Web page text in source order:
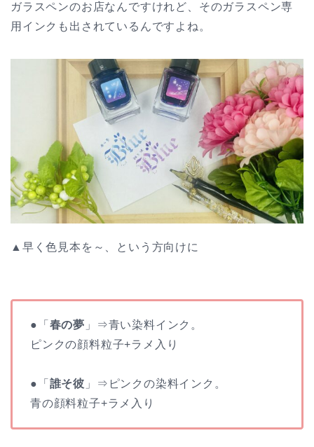
ガラスペンのお店なんですけれど、そのガラスペン専
用インクも出されているんですよね。
▲早く色見本を～、という方向けに
●「 春の夢 」⇒青い染料インク。
ピンクの顔料粒子+ラメ入り
●「 誰そ彼 」⇒ピンクの染料インク。
青の顔料粒子+ラメ入り